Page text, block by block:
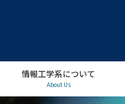
情報工学系について
About Us